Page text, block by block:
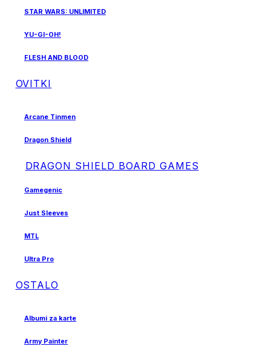
STAR WARS: UNLIMITED
YU-GI-OH!
FLESH AND BLOOD
OVITKI
Arcane Tinmen
Dragon Shield
DRAGON SHIELD BOARD GAMES
Gamegenic
Just Sleeves
MTL
Ultra Pro
OSTALO
Albumi za karte
Army Painter